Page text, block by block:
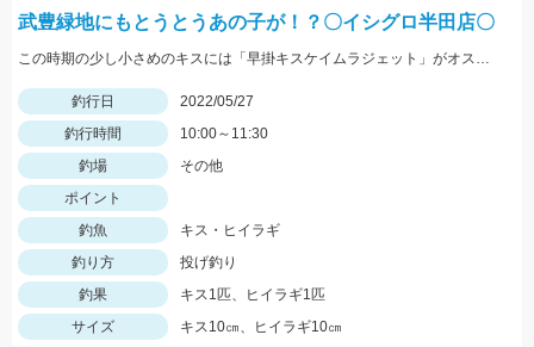
武豊緑地にもとうとうあの子が！？〇イシグロ半田店〇
この時期の少し小さめのキスには「早掛キスケイムラジェット」がオススメ！ 武豊緑地でも小型ですがキスが釣れ始めました！皆さんも是非、チャレンジしてみてください！！
釣行日
2022/05/27
釣行時間
10:00～11:30
釣場
その他
ポイント
釣魚
キス・ヒイラギ
釣り方
投げ釣り
釣果
キス1匹、ヒイラギ1匹
サイズ
キス10㎝、ヒイラギ10㎝